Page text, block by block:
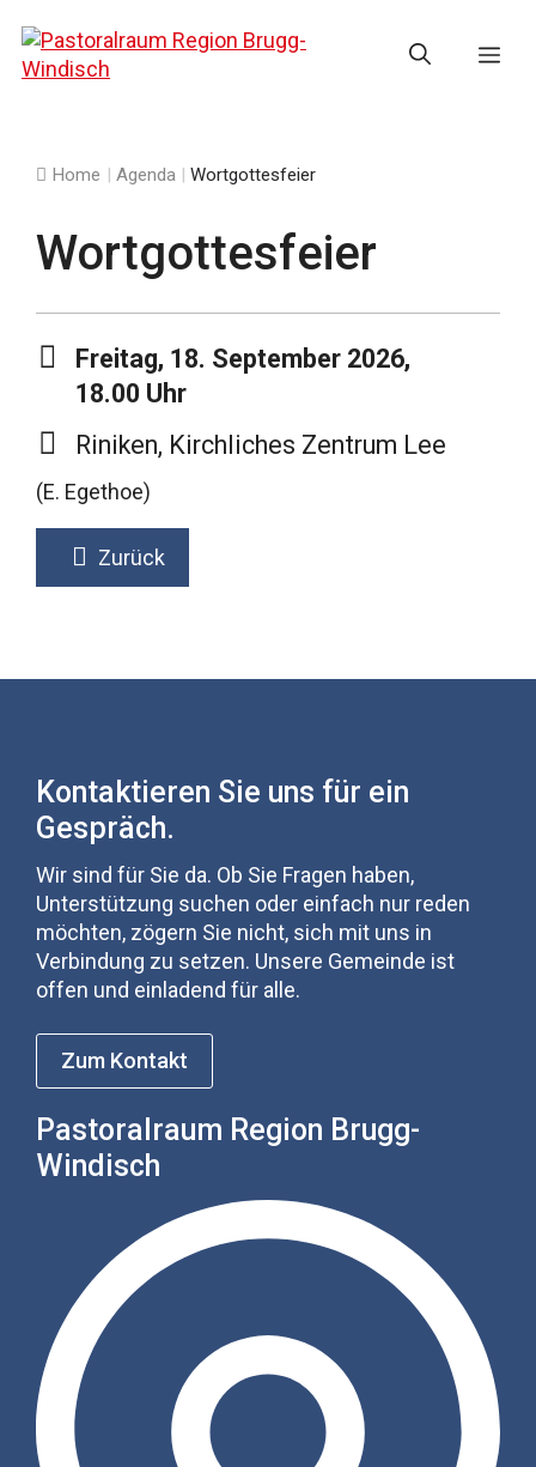
zum
Inhalt
Home | Agenda | Wortgottesfeier
Wortgottesfeier
Freitag, 18. September 2026,
18.00 Uhr
Riniken, Kirchliches Zentrum Lee
(E. Egethoe)
Zurück
Kontaktieren Sie uns für ein
Gespräch.
Wir sind für Sie da. Ob Sie Fragen haben,
Unterstützung suchen oder einfach nur reden
möchten, zögern Sie nicht, sich mit uns in
Verbindung zu setzen. Unsere Gemeinde ist
offen und einladend für alle.
Zum Kontakt
Pastoralraum Region Brugg-
Windisch